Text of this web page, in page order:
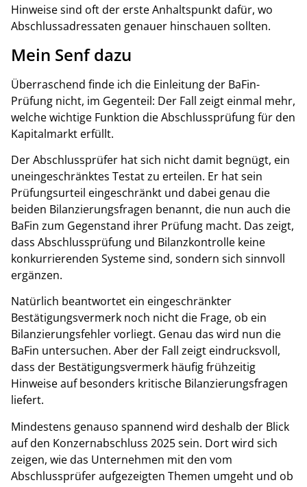
Hinweise sind oft der erste Anhaltspunkt dafür, wo
Abschlussadressaten genauer hinschauen sollten.
Mein Senf dazu
Überraschend finde ich die Einleitung der BaFin-
Prüfung nicht, im Gegenteil: Der Fall zeigt einmal mehr,
welche wichtige Funktion die Abschlussprüfung für den
Kapitalmarkt erfüllt.
Der Abschlussprüfer hat sich nicht damit begnügt, ein
uneingeschränktes Testat zu erteilen. Er hat sein
Prüfungsurteil eingeschränkt und dabei genau die
beiden Bilanzierungsfragen benannt, die nun auch die
BaFin zum Gegenstand ihrer Prüfung macht. Das zeigt,
dass Abschlussprüfung und Bilanzkontrolle keine
konkurrierenden Systeme sind, sondern sich sinnvoll
ergänzen.
Natürlich beantwortet ein eingeschränkter
Bestätigungsvermerk noch nicht die Frage, ob ein
Bilanzierungsfehler vorliegt. Genau das wird nun die
BaFin untersuchen. Aber der Fall zeigt eindrucksvoll,
dass der Bestätigungsvermerk häufig frühzeitig
Hinweise auf besonders kritische Bilanzierungsfragen
liefert.
Mindestens genauso spannend wird deshalb der Blick
auf den Konzernabschluss 2025 sein. Dort wird sich
zeigen, wie das Unternehmen mit den vom
Abschlussprüfer aufgezeigten Themen umgeht und ob